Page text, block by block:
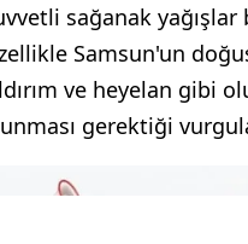
sağanak
Samsun'un
ve heyelan gibi
gerektiği